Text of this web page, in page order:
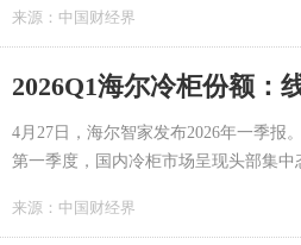
来源： 中国财经界
2026Q1海尔冷柜份额：
4月27日，海尔智家发布2026年一季报
第一季度，国内冷柜市场呈现头部集
来源： 中国财经界